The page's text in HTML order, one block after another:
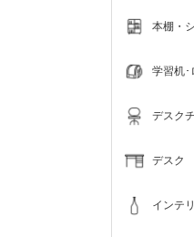
本棚・
学習机･
デスク
デスク
インテ